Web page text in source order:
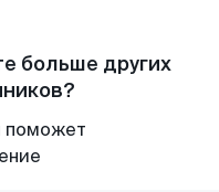
больше других
поможет